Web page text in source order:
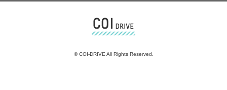
©COI-DRIVE All Rights Reserved.